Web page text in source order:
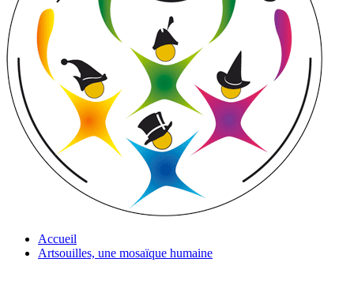
Accueil
Artsouilles, une mosaïque humaine